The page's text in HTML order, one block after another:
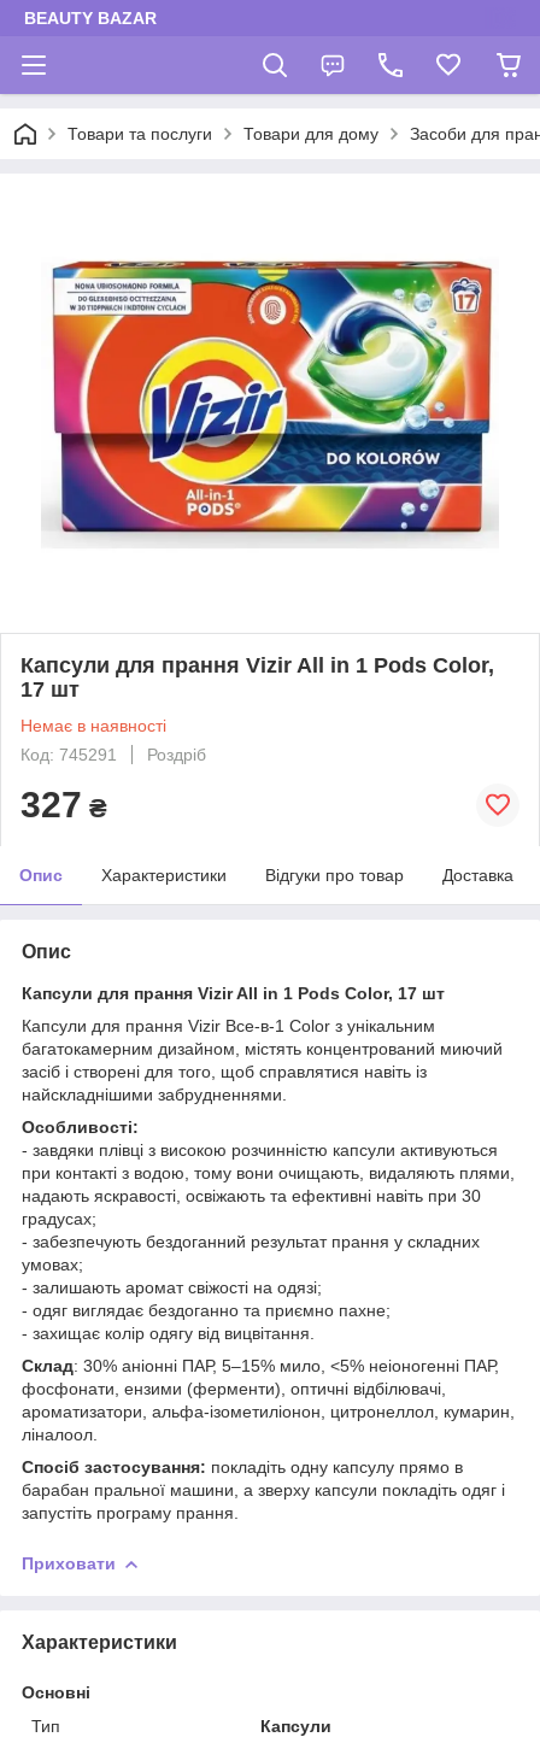
BEAUTY BAZAR
Товари та послуги Товари для дому Засоби для
Капсули для прання Vizir All in 1 Pods Color,
17 шт
Немає в наявності
Код: 745291
Роздріб
327 ₴
Опис Характеристики Відгуки про товар Доставка
Опис
Капсули для прання Vizir All in 1 Pods Color, 17 шт
Капсули для прання Vizir Все-в-1 Color з унікальним
багатокамерним дизайном, містять концентрований миючий
засіб і створені для того, щоб справлятися навіть із
найскладнішими забрудненнями.
Особливості:
- завдяки плівці з високою розчинністю капсули активуються
при контакті з водою, тому вони очищають, видаляють плями,
надають яскравості, освіжають та ефективні навіть при 30
градусах;
- забезпечують бездоганний результат прання у складних
умовах;
- залишають аромат свіжості на одязі;
- одяг виглядає бездоганно та приємно пахне;
- захищає колір одягу від вицвітання.
Склад: 30% аніонні ПАР, 5–15% мило, <5% неіоногенні ПАР,
фосфонати, ензими (ферменти), оптичні відбілювачі,
ароматизатори, альфа-ізометиліонон, цитронеллол, кумарин,
ліналоол.
Спосіб застосування: покладіть одну капсулу прямо в
барабан пральної машини, а зверху капсули покладіть одяг і
запустіть програму прання.
Приховати
Характеристики
Основні
Тип
Капсули